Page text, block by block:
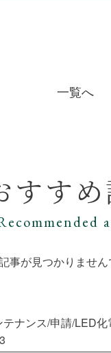
一覧へ
すす
事が見つかりません
テナンス/申請/LED